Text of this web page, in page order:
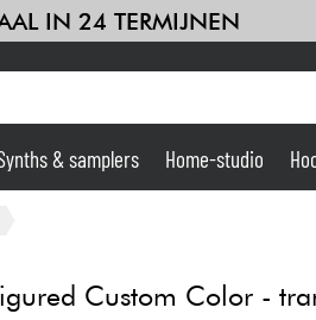
IN 24 TERMIJNEN
Home-studio
& samplers Home-studio
Custom Color -